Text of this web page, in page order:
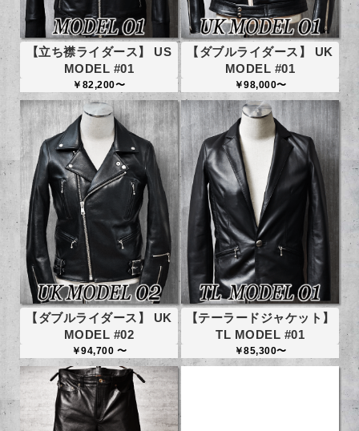
【立ち襟ライダース】 US
MODEL #01
￥82,200〜
【ダブルライダース】 UK
MODEL #01
￥98,000〜
【ダブルライダース】 UK
MODEL #02
￥94,700 〜
【テーラードジャケット】
TL MODEL #01
￥85,300〜